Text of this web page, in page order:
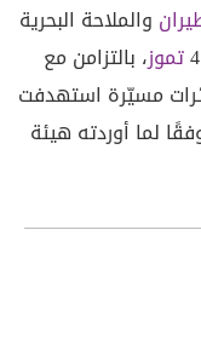
والملاحة البحرية
تموز، بالتزامن مع
مسيّرة استهدفت
لما أوردته هيئة